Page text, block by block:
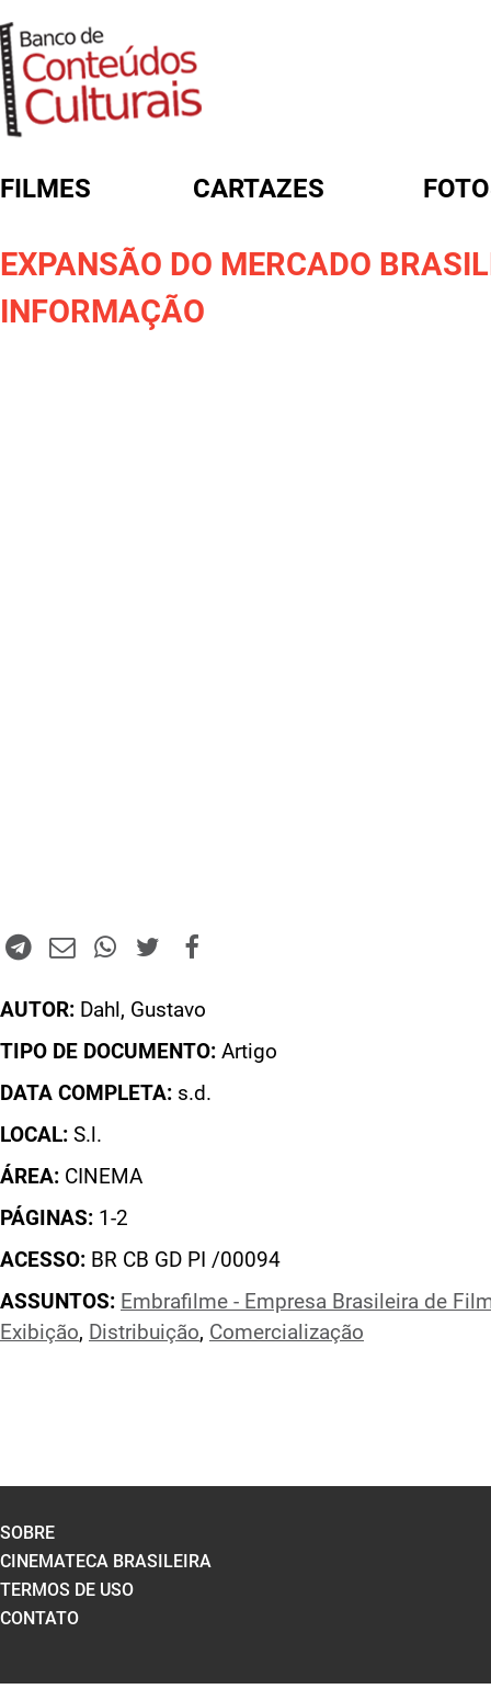
FILMES CARTAZES
EXPANSÃO DO MERCADO
INFORMAÇÃO
AUTOR: Dahl, Gustavo
TIPO DE DOCUMENTO: Artigo
DATA COMPLETA: s.d.
LOCAL: S.l.
ÁREA: CINEMA
PÁGINAS: 1-2
ACESSO: BR CB GD PI /00094
ASSUNTOS: Embrafilme - Empresa Brasileira de
Exibição, Distribuição, Comercialização
FORMULÁRIO DE BUSCA
SOBRE
CINEMATECA BRASILEIRA
TERMOS DE USO
CONTATO